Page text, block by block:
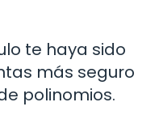
te haya sido
más seguro
polinomios.